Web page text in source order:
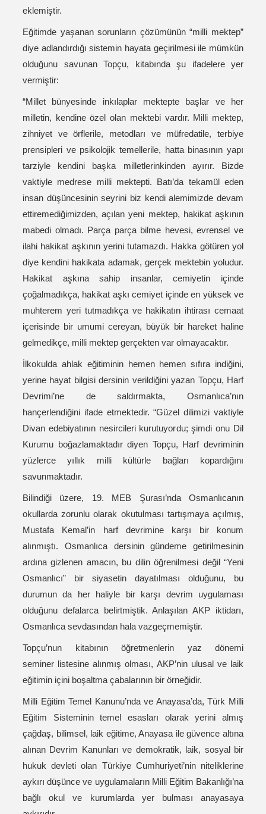
eklemiştir.
Eğitimde yaşanan sorunların çözümünün “milli mektep”
diye adlandırdığı sistemin hayata geçirilmesi ile mümkün
olduğunu savunan Topçu, kitabında şu ifadelere yer
vermiştir:
“Millet bünyesinde inkılaplar mektepte başlar ve her
milletin, kendine özel olan mektebi vardır. Milli mektep,
zihniyet ve örflerile, metodları ve müfredatile, terbiye
prensipleri ve psikolojik temellerile, hatta binasının yapı
tarziyle kendini başka milletlerinkinden ayırır. Bizde
vaktiyle medrese milli mektepti. Batı’da tekamül eden
insan düşüncesinin seyrini biz kendi alemimizde devam
ettiremediğimizden, açılan yeni mektep, hakikat aşkının
mabedi olmadı. Parça parça bilme hevesi, evrensel ve
ilahi hakikat aşkının yerini tutamazdı. Hakka götüren yol
diye kendini hakikata adamak, gerçek mektebin yoludur.
Hakikat aşkına sahip insanlar, cemiyetin içinde
çoğalmadıkça, hakikat aşkı cemiyet içinde en yüksek ve
muhterem yeri tutmadıkça ve hakikatın ihtirası cemaat
içerisinde bir umumi cereyan, büyük bir hareket haline
gelmedikçe, milli mektep gerçekten var olmayacaktır.
İlkokulda ahlak eğitiminin hemen hemen sıfıra indiğini,
yerine hayat bilgisi dersinin verildiğini yazan Topçu, Harf
Devrimi’ne de saldırmakta, Osmanlıca’nın
hançerlendiğini ifade etmektedir. “Güzel dilimizi vaktiyle
Divan edebiyatının nesircileri kurutuyordu; şimdi onu Dil
Kurumu boğazlamaktadır diyen Topçu, Harf devriminin
yüzlerce yıllık milli kültürle bağları kopardığını
savunmaktadır.
Bilindiği üzere, 19. MEB Şurası’nda Osmanlıcanın
okullarda zorunlu olarak okutulması tartışmaya açılmış,
Mustafa Kemal’in harf devrimine karşı bir konum
alınmıştı. Osmanlıca dersinin gündeme getirilmesinin
ardına gizlenen amacın, bu dilin öğrenilmesi değil “Yeni
Osmanlıcı” bir siyasetin dayatılması olduğunu, bu
durumun da her haliyle bir karşı devrim uygulaması
olduğunu defalarca belirtmiştik. Anlaşılan AKP iktidarı,
Osmanlıca sevdasından hala vazgeçmemiştir.
Topçu’nun kitabının öğretmenlerin yaz dönemi
seminer listesine alınmış olması, AKP’nin ulusal ve laik
eğitimin içini boşaltma çabalarının bir örneğidir.
Milli Eğitim Temel Kanunu’nda ve Anayasa’da, Türk Milli
Eğitim Sisteminin temel esasları olarak yerini almış
çağdaş, bilimsel, laik eğitime, Anayasa ile güvence altına
alınan Devrim Kanunları ve demokratik, laik, sosyal bir
hukuk devleti olan Türkiye Cumhuriyeti’nin niteliklerine
aykırı düşünce ve uygulamaların Milli Eğitim Bakanlığı’na
bağlı okul ve kurumlarda yer bulması anayasaya